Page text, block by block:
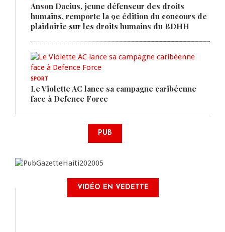
Anson Dacius, jeune défenseur des droits
humains, remporte la 9e édition du concours de
plaidoirie sur les droits humains du BDHH
SPORT
Le Violette AC lance sa campagne caribéenne
face à Defence Force
PUB
VIDÉO EN VEDETTE